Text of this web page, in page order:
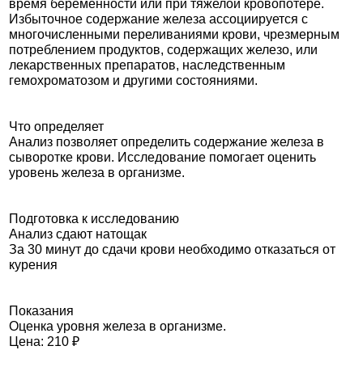
время беременности или при тяжелой кровопотере.
Избыточное содержание железа ассоциируется с
многочисленными переливаниями крови, чрезмерным
потреблением продуктов, содержащих железо, или
лекарственных препаратов, наследственным
гемохроматозом и другими состояниями.
Что определяет
Анализ позволяет определить содержание железа в
сыворотке крови. Исследование помогает оценить
уровень железа в организме.
Подготовка к исследованию
Анализ сдают натощак
За 30 минут до сдачи крови необходимо отказаться от
курения
Показания
Оценка уровня железа в организме.
Цена: 210 ₽